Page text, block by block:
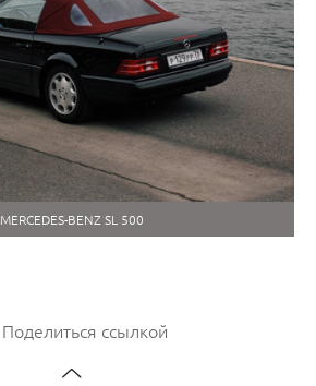
MERCEDES-BENZ SL 500
Поделиться ссылкой